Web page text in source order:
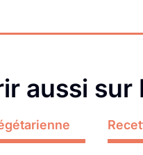
aussi sur
Lire